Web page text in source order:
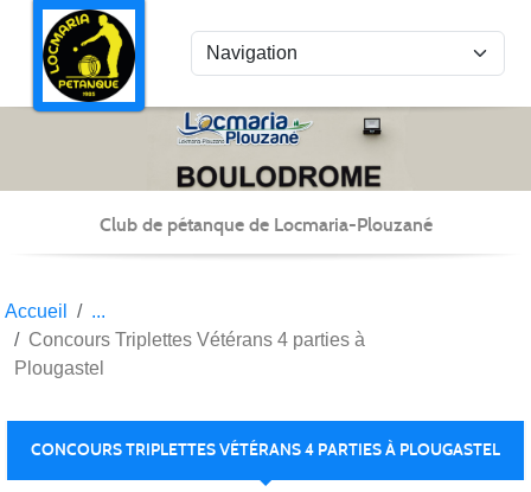
Club de pétanque de Locmaria-Plouzané
Accueil
Concours Triplettes Vétérans 4 parties à
Plougastel
CONCOURS TRIPLETTES VÉTÉRANS 4 PARTIES À PLOUGASTEL
Panneau de gestion des cookies